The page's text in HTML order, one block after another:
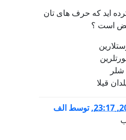
اید که حرف های تان
است ؟
شلر
قيلا
,توسط الف